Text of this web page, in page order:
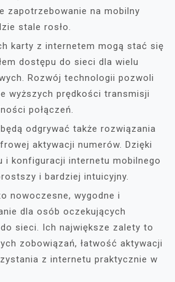
zapotrzebowanie na mobilny
stale rosło.
karty z internetem mogą stać się
dostępu do sieci dla wielu
Rozwój technologii pozwoli
wyższych prędkości transmisji
połączeń.
odgrywać także rozwiązania
aktywacji numerów. Dzięki
i konfiguracji internetu mobilnego
i bardziej intuicyjny.
nowoczesne, wygodne i
dla osób oczekujących
sieci. Ich największe zalety to
zobowiązań, łatwość aktywacji
z internetu praktycznie w